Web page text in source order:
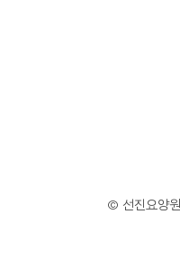
© 선진요양원